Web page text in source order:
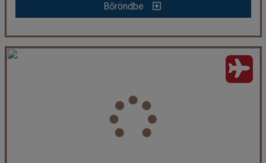
Bőröndbe
Filoxenia Apartmanház, repülővel
Város: Moraitika
Utazás módja:
Repülővel
Ellátás: Ellátás nélkül
Szálláskategória:
Apartmanház